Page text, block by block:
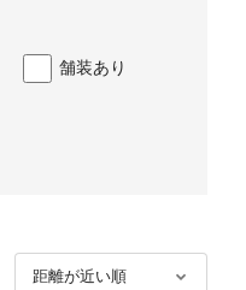
舗装あり